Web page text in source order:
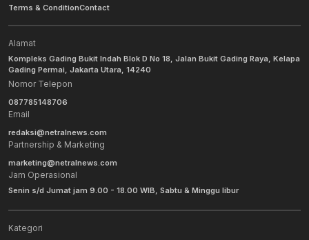
Terms & ConditionContact
Alamat
Kompleks Gading Bukit Indah Blok D No 18, Jalan Bukit Gading Raya, Kelapa
Gading Permai, Jakarta Utara, 14240
Nomor Telepon
087785148706
Email
redaksi@netralnews.com
Partnership & Marketing
marketing@netralnews.com
Jam Operasional
Senin s/d Jumat jam 9.00 - 18.00 WIB, Sabtu & Minggu libur
Kategori